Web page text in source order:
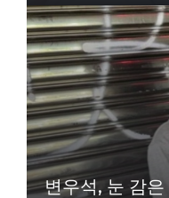
변우석, 눈 감